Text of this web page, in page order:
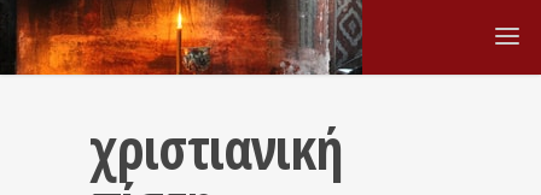
χριστιανική